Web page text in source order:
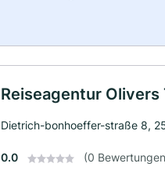
Reiseagentur
Dietrich-bonhoeffer-straße 8,
0.0 (0